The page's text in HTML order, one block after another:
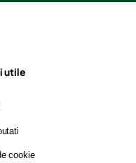
utile
cookie